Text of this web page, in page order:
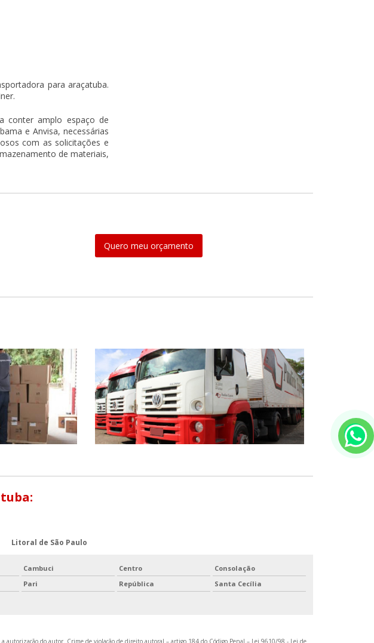
para araçatuba.
conter amplo espaço de
e Anvisa, necessárias
com as solicitações e
de materiais,
Quero meu orçamento
Litoral de São Paulo
Cambuci Centro
Consolação
Pari República
Santa Cecília